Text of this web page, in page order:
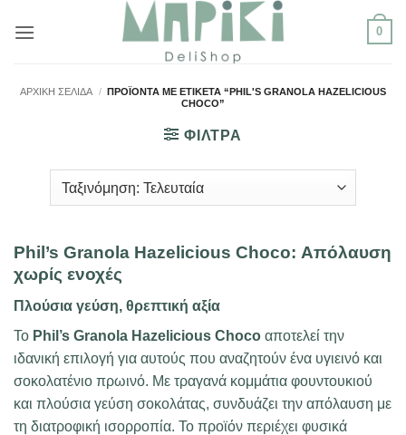
στο
0
ΑΡΧΙΚΉ ΣΕΛΊΔΑ / ΠΡΟΪΌΝΤΑ ΜΕ ΕΤΙΚΈΤΑ “PHIL'S GRANOLA HAZELICIOUS
CHOCO”
ΦΙΛΤΡΑ
Phil’s Granola Hazelicious Choco: Απόλαυση
χωρίς ενοχές
Πλούσια γεύση, θρεπτική αξία
Το Phil’s Granola Hazelicious Choco αποτελεί την
ιδανική επιλογή για αυτούς που αναζητούν ένα υγιεινό και
σοκολατένιο πρωινό. Με τραγανά κομμάτια φουντουκιού
και πλούσια γεύση σοκολάτας, συνδυάζει την απόλαυση με
τη διατροφική ισορροπία. Το προϊόν περιέχει φυσικά